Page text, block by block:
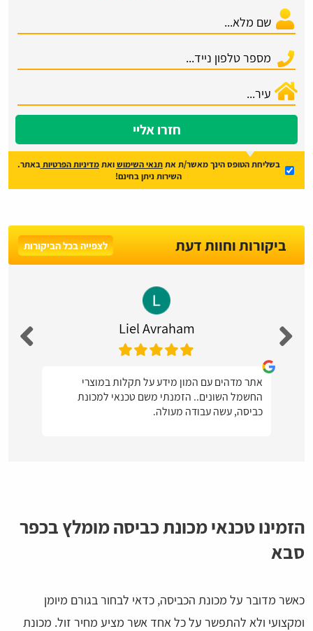
חזרו אליי
בשליחת הטופס הינך מאשר/ת אתתנאי השימושואתמדיניות הפרטיות באתר.
השירות ניתן בחינם!
ביקורות וחוות דעת לצפייה בכל הביקורות
Liel Avraham
אתר מדהים עם המון מידע על תקלות במוצרי
החשמל השונים.. הזמנתי משם טכנאי למכונת
כביסה, עשה עבודה מעולה.
הזמינו טכנאי מכונת כביסה מומלץ בכפר
סבא
כאשר מדובר על מכונת הכביסה, כדאי לבחור בגורם מיומן
ומקצועי ולא להתפשר על כל אחד אשר מציע מחיר זול. מכונת